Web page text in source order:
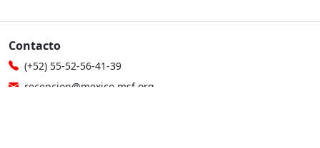
Contacto
(+52) 55-52-56-41-39
recepcion@mexico.msf.org